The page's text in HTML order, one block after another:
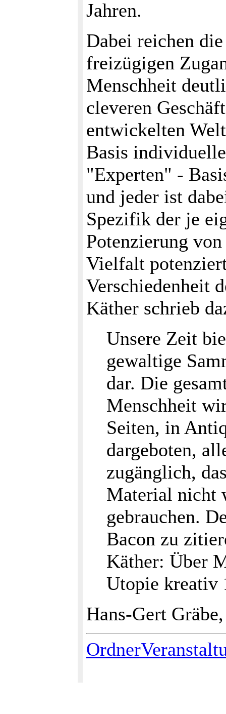
Jahren.
Dabei reichen
freizügigen
Menschheit
cleveren
entwickelten
Basis
"Experten" -
und jeder ist
Spezifik der je
Potenzierung
Vielfalt
Verschiedenheit
Käther schrieb
Unsere Zeit
gewaltige
dar. Die
Menschheit
Seiten, in
dargeboten,
zugänglich,
Material nicht
gebrauchen.
Bacon zu
Käther: Über
Utopie kreativ
Hans-Gert